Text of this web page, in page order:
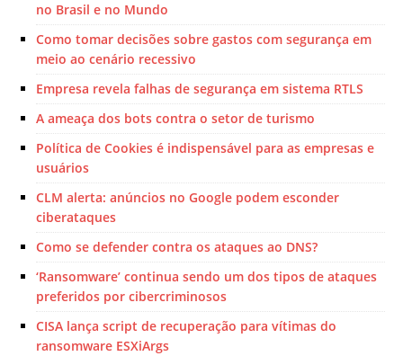
no Brasil e no Mundo
Como tomar decisões sobre gastos com segurança em
meio ao cenário recessivo
Empresa revela falhas de segurança em sistema RTLS
A ameaça dos bots contra o setor de turismo
Política de Cookies é indispensável para as empresas e
usuários
CLM alerta: anúncios no Google podem esconder
ciberataques
Como se defender contra os ataques ao DNS?
‘Ransomware’ continua sendo um dos tipos de ataques
preferidos por cibercriminosos
CISA lança script de recuperação para vítimas do
ransomware ESXiArgs